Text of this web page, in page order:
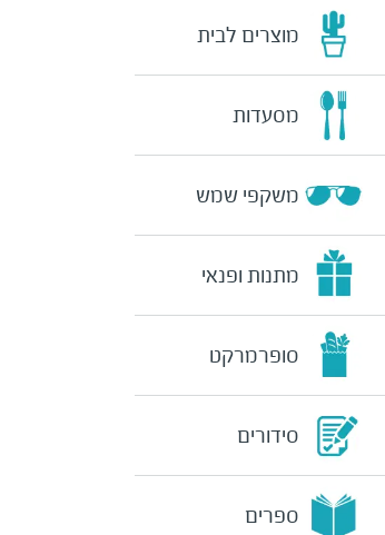
מוצרים לבית
מסעדות
משקפי שמש
מתנות ופנאי
סופרמרקט
סידורים
ספרים